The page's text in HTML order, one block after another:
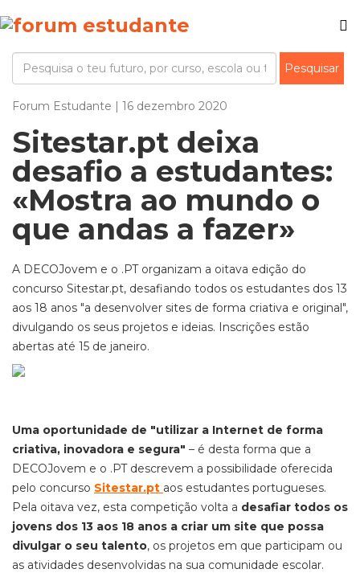
Forum Estudante | 16 dezembro 2020
Sitestar.pt deixa
desafio a estudantes:
«Mostra ao mundo o
que andas a fazer»
A DECOJovem e o .PT organizam a oitava edição do
concurso Sitestar.pt, desafiando todos os estudantes dos 13
aos 18 anos "a desenvolver sites de forma criativa e original",
divulgando os seus projetos e ideias. Inscrições estão
abertas até 15 de janeiro.
Uma oportunidade de "utilizar a Internet de forma
criativa, inovadora e segura" – é desta forma que a
DECOJovem e o .PT descrevem a possibilidade oferecida
pelo concurso Sitestar.pt aos estudantes portugueses.
Pela oitava vez, esta competição volta a desafiar todos os
jovens dos 13 aos 18 anos a criar um site que possa
divulgar o seu talento, os projetos em que participam ou
as atividades desenvolvidas na sua comunidade escolar.